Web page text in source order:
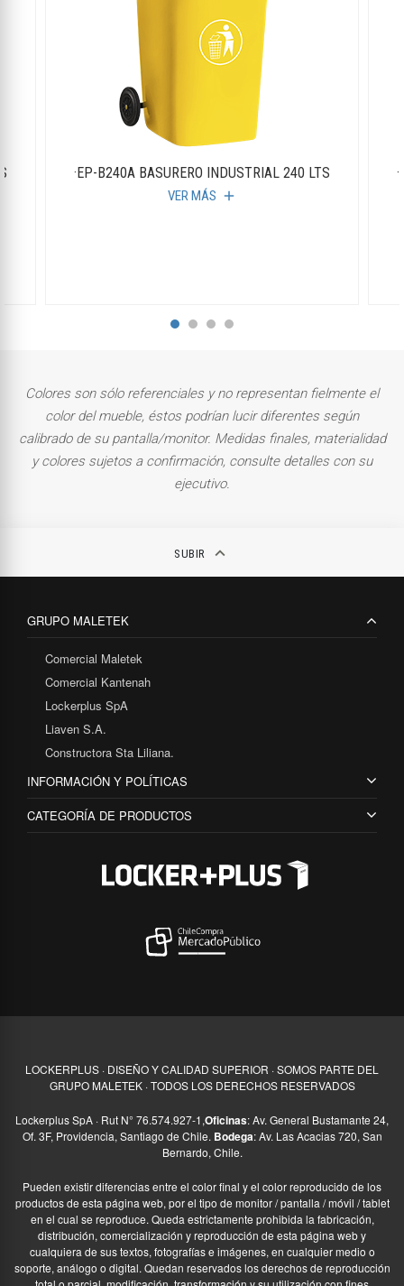
·EP-B240A BASURERO INDUSTRIAL 240 LTS
VER MÁS add
Colores son sólo referenciales y no representan fielmente el
color del mueble, éstos podrían lucir diferentes según
calibrado de su pantalla/monitor. Medidas finales, materialidad
y colores sujetos a confirmación, consulte detalles con su
ejecutivo.
SUBIR keyboard_arrow_up
GRUPO MALETEK
Comercial Maletek
Comercial Kantenah
Lockerplus SpA
Liaven S.A.
Constructora Sta Liliana.
INFORMACIÓN Y POLÍTICAS
CATEGORÍA DE PRODUCTOS
LOCKERPLUS · DISEÑO Y CALIDAD SUPERIOR · SOMOS PARTE DEL
GRUPO MALETEK · TODOS LOS DERECHOS RESERVADOS
Lockerplus SpA · Rut N° 76.574.927-1,Oficinas: Av. General Bustamante 24,
Of. 3F, Providencia, Santiago de Chile. Bodega: Av. Las Acacias 720, San
Bernardo, Chile.
Pueden existir diferencias entre el color final y el color reproducido de los
productos de esta página web, por el tipo de monitor / pantalla / móvil / tablet
en el cual se reproduce. Queda estrictamente prohibida la fabricación,
distribución, comercialización y reproducción de esta página web y
cualquiera de sus textos, fotografías e imágenes, en cualquier medio o
soporte, análogo o digital. Quedan reservados los derechos de reproducción